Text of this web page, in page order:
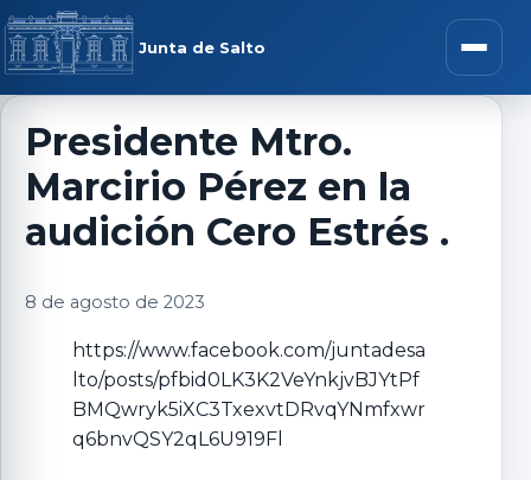
Saltar al contenido
Junta de Salto Abrir
menú
Presidente Mtro.
Marcirio Pérez en la
audición Cero Estrés .
8 de agosto de 2023
https://www.facebook.com/juntadesa
lto/posts/pfbid0LK3K2VeYnkjvBJYtPf
BMQwryk5iXC3TxexvtDRvqYNmfxwr
q6bnvQSY2qL6U919Fl